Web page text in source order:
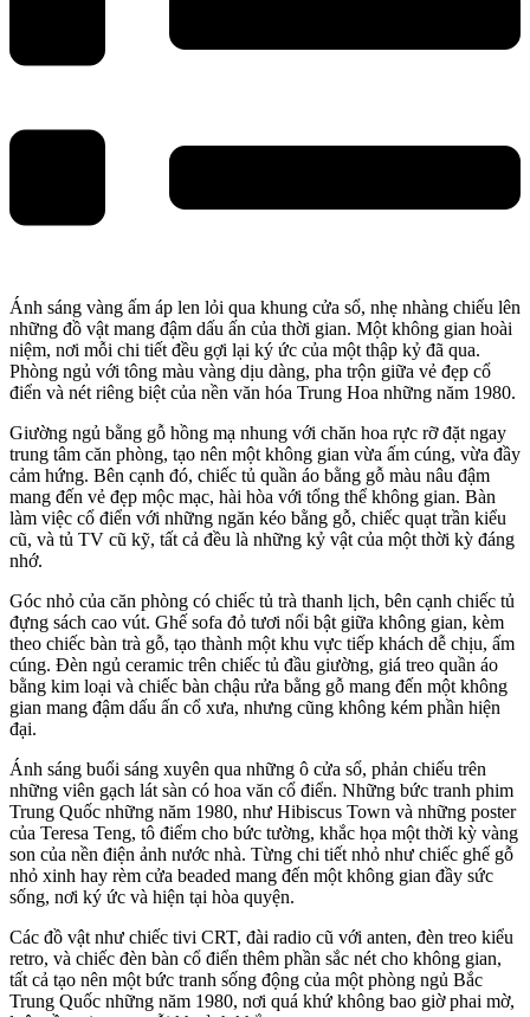
Ánh sáng vàng ấm áp len lỏi qua khung cửa sổ, nhẹ nhàng chiếu lên
những đồ vật mang đậm dấu ấn của thời gian. Một không gian hoài
niệm, nơi mỗi chi tiết đều gợi lại ký ức của một thập kỷ đã qua.
Phòng ngủ với tông màu vàng dịu dàng, pha trộn giữa vẻ đẹp cổ
điển và nét riêng biệt của nền văn hóa Trung Hoa những năm 1980.
Giường ngủ bằng gỗ hồng mạ nhung với chăn hoa rực rỡ đặt ngay
trung tâm căn phòng, tạo nên một không gian vừa ấm cúng, vừa đầy
cảm hứng. Bên cạnh đó, chiếc tủ quần áo bằng gỗ màu nâu đậm
mang đến vẻ đẹp mộc mạc, hài hòa với tổng thể không gian. Bàn
làm việc cổ điển với những ngăn kéo bằng gỗ, chiếc quạt trần kiểu
cũ, và tủ TV cũ kỹ, tất cả đều là những kỷ vật của một thời kỳ đáng
nhớ.
Góc nhỏ của căn phòng có chiếc tủ trà thanh lịch, bên cạnh chiếc tủ
đựng sách cao vút. Ghế sofa đỏ tươi nổi bật giữa không gian, kèm
theo chiếc bàn trà gỗ, tạo thành một khu vực tiếp khách dễ chịu, ấm
cúng. Đèn ngủ ceramic trên chiếc tủ đầu giường, giá treo quần áo
bằng kim loại và chiếc bàn chậu rửa bằng gỗ mang đến một không
gian mang đậm dấu ấn cổ xưa, nhưng cũng không kém phần hiện
đại.
Ánh sáng buổi sáng xuyên qua những ô cửa sổ, phản chiếu trên
những viên gạch lát sàn có hoa văn cổ điển. Những bức tranh phim
Trung Quốc những năm 1980, như Hibiscus Town và những poster
của Teresa Teng, tô điểm cho bức tường, khắc họa một thời kỳ vàng
son của nền điện ảnh nước nhà. Từng chi tiết nhỏ như chiếc ghế gỗ
nhỏ xinh hay rèm cửa beaded mang đến một không gian đầy sức
sống, nơi ký ức và hiện tại hòa quyện.
Các đồ vật như chiếc tivi CRT, đài radio cũ với anten, đèn treo kiểu
retro, và chiếc đèn bàn cổ điển thêm phần sắc nét cho không gian,
tất cả tạo nên một bức tranh sống động của một phòng ngủ Bắc
Trung Quốc những năm 1980, nơi quá khứ không bao giờ phai mờ,